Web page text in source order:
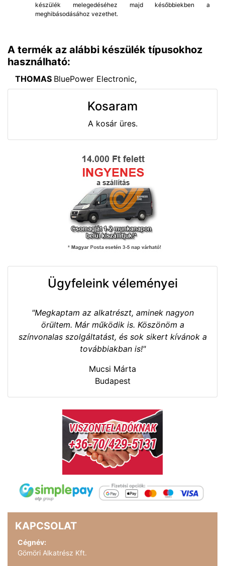
készülék melegedéséhez majd későbbiekben a
meghibásodásához vezethet.
A termék az alábbi készülék típusokhoz
használható:
THOMAS BluePower Electronic,
Kosaram
A kosár üres.
Ügyfeleink véleményei
"Megkaptam az alkatrészt, aminek nagyon
örültem. Már működik is. Köszönöm a
színvonalas szolgáltatást, és sok sikert kívánok a
továbbiakban is!"
Mucsi Márta
Budapest
KAPCSOLAT
Cégnév:
Gömöri Alkatrész Kft.